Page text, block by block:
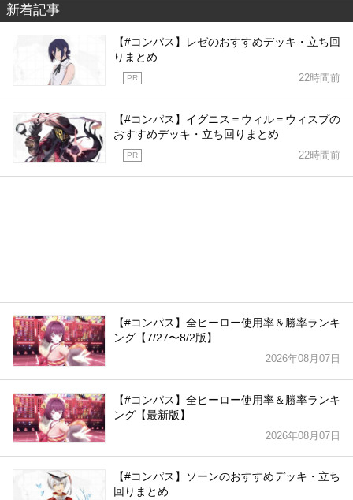
新着記事
【#コンパス】レゼのおすすめデッキ・立ち回
りまとめ
22時間前
PR
【#コンパス】イグニス＝ウィル＝ウィスプの
おすすめデッキ・立ち回りまとめ
22時間前
PR
【#コンパス】全ヒーロー使用率＆勝率ランキ
ング【7/27〜8/2版】
2026年08月07日
【#コンパス】全ヒーロー使用率＆勝率ランキ
ング【最新版】
2026年08月07日
【#コンパス】ソーンのおすすめデッキ・立ち
回りまとめ